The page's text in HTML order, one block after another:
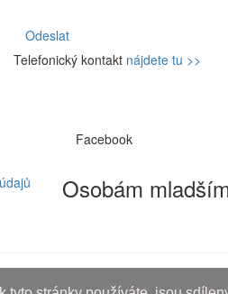
Odeslat
Telefonický kontakt nájdete tu >>
Facebook
Osobám